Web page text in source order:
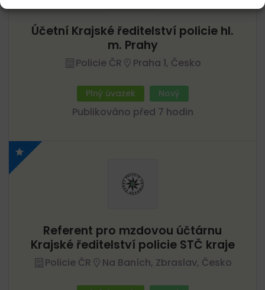
Účetní Krajské ředitelství policie hl.
m. Prahy
Policie ČR Praha 1, Česko
Plný úvazek Nový
Publikováno před 7 hodin
Referent pro mzdovou účtárnu
Krajské ředitelství policie STČ kraje
Policie ČR Na Baních, Zbraslav, Česko